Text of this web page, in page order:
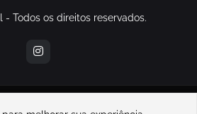
Todos os direitos reservados.